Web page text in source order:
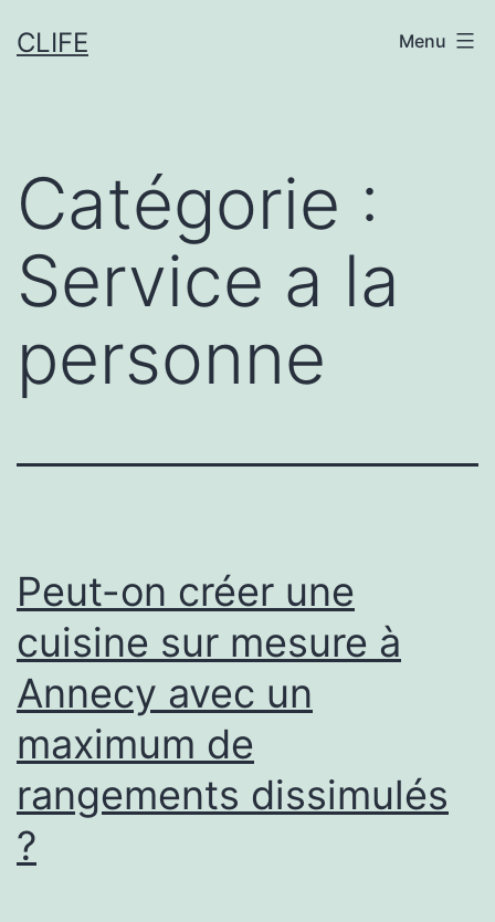
auCLIFE Menu
Catégorie :
Service a la
personne
Peut-on créer une
cuisine sur mesure à
Annecy avec un
maximum de
rangements dissimulés
?